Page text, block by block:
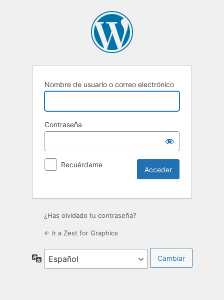
Nombre de usuario o correo electrónico
Contraseña
Recuérdame
¿Has olvidado tu contraseña?
← Ir a Zest for Graphics
Idioma